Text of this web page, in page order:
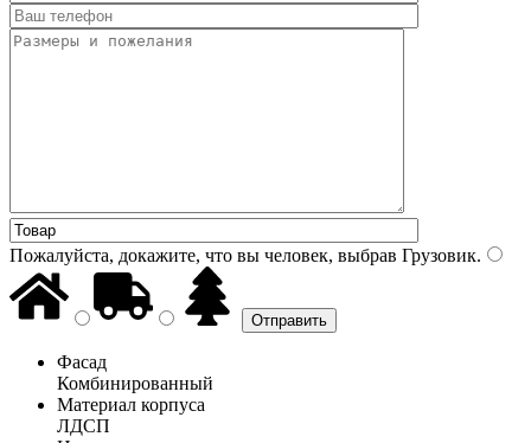
Пожалуйста, докажите, что вы человек, выбрав Грузовик.
Фасад
Комбинированный
Материал корпуса
ЛДСП